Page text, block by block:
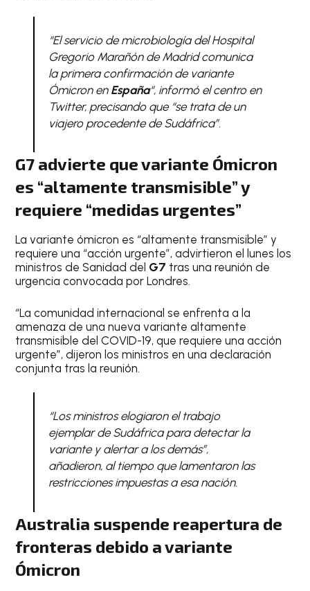
“El servicio de microbiología del Hospital
Gregorio Marañón de Madrid comunica
la primera confirmación de variante
Ómicron en España“, informó el centro en
Twitter, precisando que “se trata de un
viajero procedente de Sudáfrica”.
G7 advierte que variante Ómicron
es “altamente transmisible” y
requiere “medidas urgentes”
La variante ómicron es “altamente transmisible” y
requiere una “acción urgente”, advirtieron el lunes los
ministros de Sanidad del G7 tras una reunión de
urgencia convocada por Londres.
“La comunidad internacional se enfrenta a la
amenaza de una nueva variante altamente
transmisible del COVID-19, que requiere una acción
urgente”, dijeron los ministros en una declaración
conjunta tras la reunión.
“Los ministros elogiaron el trabajo
ejemplar de Sudáfrica para detectar la
variante y alertar a los demás”,
añadieron, al tiempo que lamentaron las
restricciones impuestas a esa nación.
Australia suspende reapertura de
fronteras debido a variante
Ómicron